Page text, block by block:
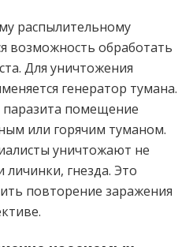
распылительному
возможность обработать
Для уничтожения
генератор тумана.
паразита помещение
или горячим туманом.
уничтожают не
гнезда. Это
повторение заражения